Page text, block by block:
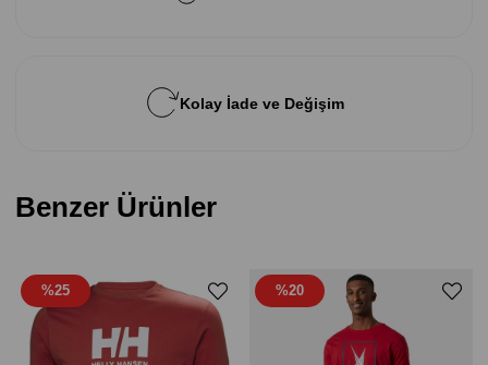
Kolay İade ve Değişim
Benzer Ürünler
%25 %20